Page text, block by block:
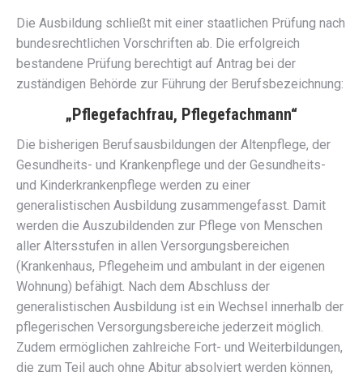
Die Ausbildung schließt mit einer staatlichen Prüfung nach
bundesrechtlichen Vorschriften ab. Die erfolgreich
bestandene Prüfung berechtigt auf Antrag bei der
zuständigen Behörde zur Führung der Berufsbezeichnung:
„Pflegefachfrau, Pflegefachmann“
Die bisherigen Berufsausbildungen der Altenpflege, der
Gesundheits- und Krankenpflege und der Gesundheits-
und Kinderkrankenpflege werden zu einer
generalistischen Ausbildung zusammengefasst. Damit
werden die Auszubildenden zur Pflege von Menschen
aller Altersstufen in allen Versorgungsbereichen
(Krankenhaus, Pflegeheim und ambulant in der eigenen
Wohnung) befähigt. Nach dem Abschluss der
generalistischen Ausbildung ist ein Wechsel innerhalb der
pflegerischen Versorgungsbereiche jederzeit möglich.
Zudem ermöglichen zahlreiche Fort- und Weiterbildungen,
die zum Teil auch ohne Abitur absolviert werden können,